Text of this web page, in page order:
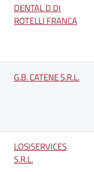
DENTAL D DI
ROTELLI FRANCA
G.B. CATENE S.R.L.
LOSISERVICES
S.R.L.